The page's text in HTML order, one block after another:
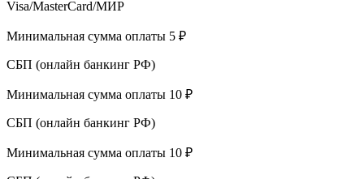
Visa/MasterCard/МИР
Минимальная сумма оплаты 5 ₽
СБП (онлайн банкинг РФ)
Минимальная сумма оплаты 10 ₽
СБП (онлайн банкинг РФ)
Минимальная сумма оплаты 10 ₽